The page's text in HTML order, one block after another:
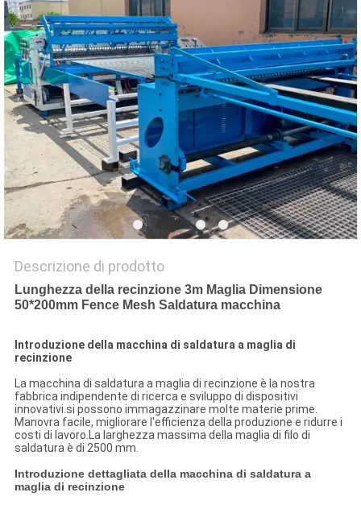
MAPPA
DEL
SITO
PRIVACY
POLICY
Descrizione di prodotto
Lunghezza della recinzione 3m Maglia Dimensione
50*200mm Fence Mesh Saldatura macchina
Introduzione della macchina di saldatura a maglia di
recinzione
La macchina di saldatura a maglia di recinzione è la nostra
fabbrica indipendente di ricerca e sviluppo di dispositivi
innovativi.si possono immagazzinare molte materie prime.
Manovra facile, migliorare l'efficienza della produzione e ridurre i
costi di lavoro.La larghezza massima della maglia di filo di
saldatura è di 2500 mm.
Introduzione dettagliata della macchina di saldatura a
maglia di recinzione